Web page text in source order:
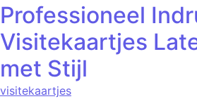
Professioneel
Visitekaartjes
met Stijl
visitekaartjes